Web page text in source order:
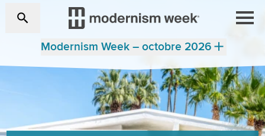
Modernism Week – octobre 2026